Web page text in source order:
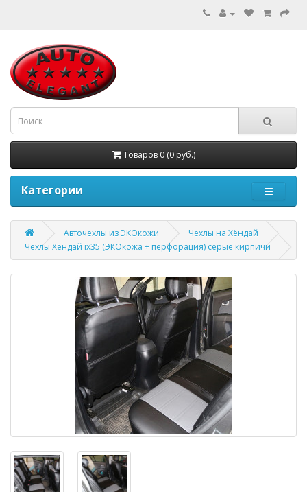
Товаров 0 (0 руб.)
Категории
Авточехлы из ЭКОкожи
Чехлы на Хёндай
Чехлы Хёндай ix35 (ЭКОкожа + перфорация) серые кирпичи